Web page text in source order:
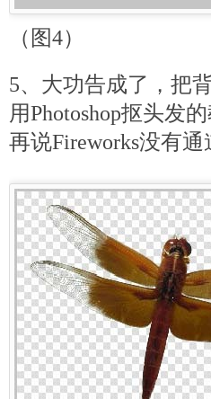
（图4）
5、大功告成了，把
用Photoshop抠头发
再说Fireworks没有